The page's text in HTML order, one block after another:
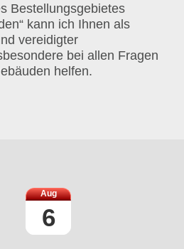
Bestellungsgebietes
kann ich Ihnen als
vereidigter
bei allen Fragen
helfen.
Aug
6
Face
book